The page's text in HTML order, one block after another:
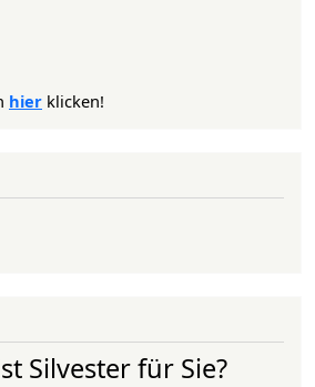
hier klicken!
Silvester für Sie?